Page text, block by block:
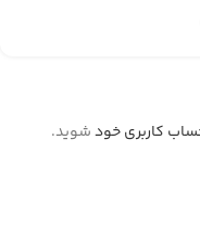
کاربری خودشوید.